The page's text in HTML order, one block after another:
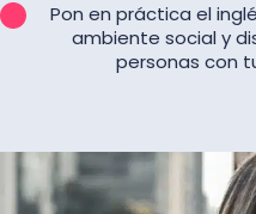
Pon en práctica el
ambiente social y
personas con